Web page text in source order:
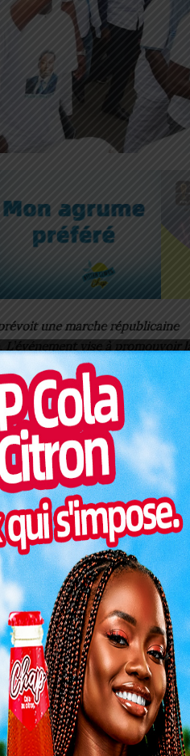
une marche républicaine
vise à promouvoir la
une mobilisation populaire.
Tokoin-Trésor et le terrain
mobilisera les populations
concernés sont chargés de
cantons, balayeuses de
Développement à la Base et